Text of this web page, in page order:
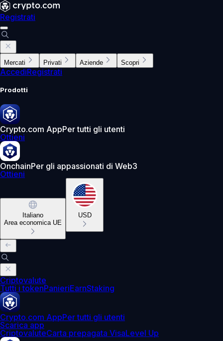
Registrati
Mercati Privati Aziende Scopri
AccediRegistrati
Prodotti
Crypto.com AppPer tutti gli utenti
Ottieni
OnchainPer gli appassionati di Web3
Ottieni
Italiano
Area economica UE
USD
Criptovalute
Tutti i tokenPanieriEarnStaking
Crypto.com AppPer tutti gli utenti
Scarica app
CriptovaluteCarta prepagata VisaLevel Up